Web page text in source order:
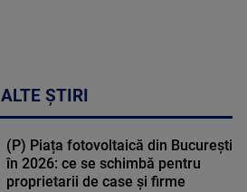
ALTE ȘTIRI
(P) Piața fotovoltaică din București
în 2026: ce se schimbă pentru
proprietarii de case și firme